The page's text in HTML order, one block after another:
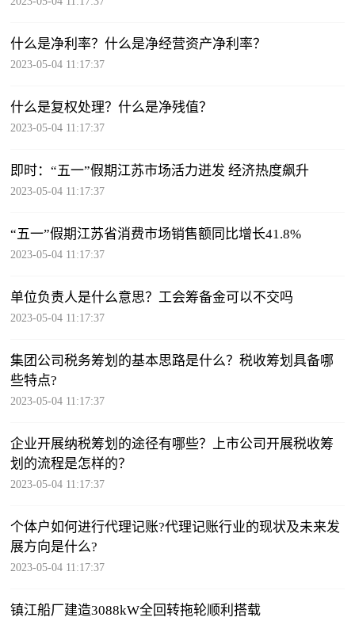
什么是净利率？什么是净经营资产净利率？
2023-05-04 11:17:37
什么是复权处理？什么是净残值？
2023-05-04 11:17:37
即时：“五一”假期江苏市场活力迸发 经济热度飙升
2023-05-04 11:17:37
“五一”假期江苏省消费市场销售额同比增长41.8%
2023-05-04 11:17:37
单位负责人是什么意思？工会筹备金可以不交吗
2023-05-04 11:17:37
集团公司税务筹划的基本思路是什么？税收筹划具备哪
些特点?
2023-05-04 11:17:37
企业开展纳税筹划的途径有哪些？上市公司开展税收筹
划的流程是怎样的？
2023-05-04 11:17:37
个体户如何进行代理记账?代理记账行业的现状及未来发
展方向是什么?
2023-05-04 11:17:37
镇江船厂建造3088kW全回转拖轮顺利搭载